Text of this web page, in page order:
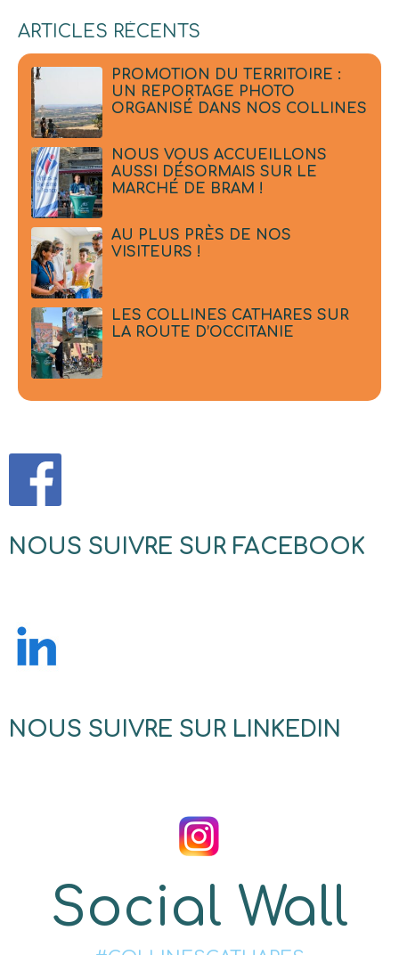
ARTICLES RÉCENTS
PROMOTION DU TERRITOIRE :
UN REPORTAGE PHOTO
ORGANISÉ DANS NOS COLLINES
NOUS VOUS ACCUEILLONS
AUSSI DÉSORMAIS SUR LE
MARCHÉ DE BRAM !
AU PLUS PRÈS DE NOS
VISITEURS !
LES COLLINES CATHARES SUR
LA ROUTE D’OCCITANIE
NOUS SUIVRE SUR FACEBOOK
NOUS SUIVRE SUR LINKEDIN
Social Wall